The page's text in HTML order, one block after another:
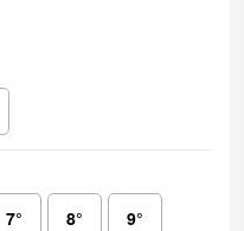
7° 8° 9°